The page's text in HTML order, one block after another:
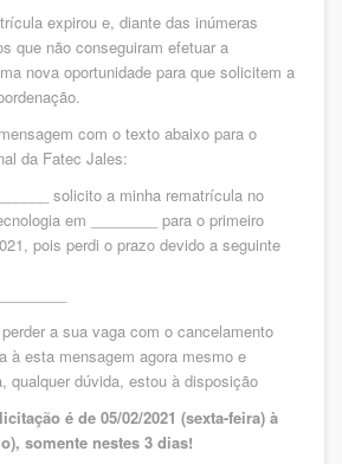
expirou e, diante das inúmeras
que não conseguiram efetuar a
nova oportunidade para que solicitem a
com o texto abaixo para o
da Fatec Jales:
solicito a minha rematrícula no
em ________ para o primeiro
pois perdi o prazo devido a seguinte
a sua vaga com o cancelamento
à esta mensagem agora mesmo e
qualquer dúvida, estou à disposição
é de 05/02/2021 (sexta-feira) à
somente nestes 3 dias!